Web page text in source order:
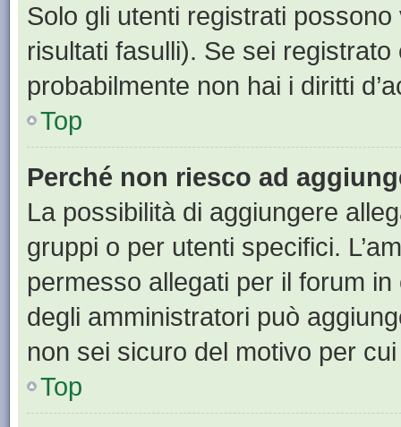
Solo gli utenti registrati
risultati fasulli). Se sei
probabilmente non hai i diritti
Top
Perché non riesco ad
La possibilità di aggiungere
gruppi o per utenti specifici.
permesso allegati per il forum
degli amministratori può
non sei sicuro del motivo per
Top